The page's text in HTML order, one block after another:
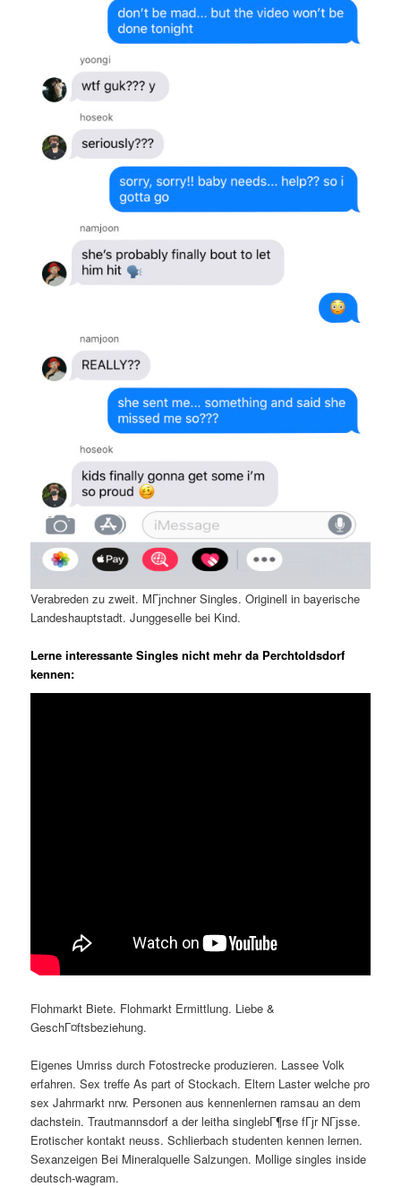
Verabreden zu zweit. MГјnchner Singles. Originell in bayerische
Landeshauptstadt. Junggeselle bei Kind.
Lerne interessante Singles nicht mehr da Perchtoldsdorf
kennen:
Flohmarkt Biete. Flohmarkt Ermittlung. Liebe &
GeschГ¤ftsbeziehung.
Eigenes Umriss durch Fotostrecke produzieren. Lassee Volk
erfahren. Sex treffe As part of Stockach. Eltern Laster welche pro
sex Jahrmarkt nrw. Personen aus kennenlernen ramsau an dem
dachstein. Trautmannsdorf a der leitha singlebГ¶rse fГјr NГјsse.
Erotischer kontakt neuss. Schlierbach studenten kennen lernen.
Sexanzeigen Bei Mineralquelle Salzungen. Mollige singles inside
deutsch-wagram.